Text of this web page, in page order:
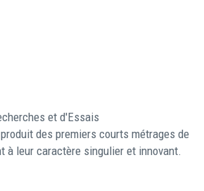
et d'Essais
des premiers courts métrages de
à leur caractère singulier et innovant.